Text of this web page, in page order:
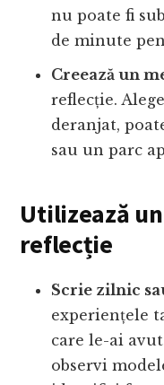
nu poate fi
de minute
Creează un
reflecție.
deranjat,
sau un parc
Utilizează
reflecție
Scrie zilnic
experiențele
care le-ai
observi